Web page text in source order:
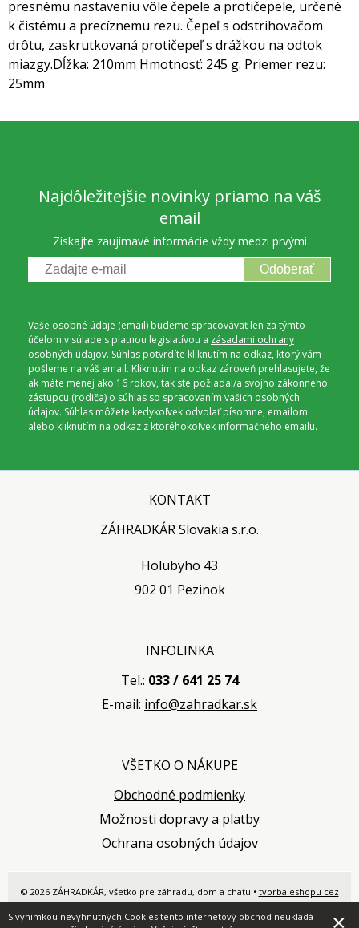
presnému nastaveniu vôle čepele a protičepele, určené
k čistému a precíznemu rezu. Čepeľ s odstrihovačom
drôtu, zaskrutkovaná protičepeľ s drážkou na odtok
miazgy.Dĺžka: 210mm Hmotnosť: 245 g. Priemer rezu:
25mm
Najdôležitejšie novinky priamo na váš
email
Získajte zaujímavé informácie vždy medzi prvými
Odoberať
Vaše osobné údaje (email) budeme spracovávať len za týmto
účelom v súlade s platnou legislatívou a zásadami ochrany
osobných údajov. Súhlas potvrdíte kliknutím na odkaz, ktorý vám
pošleme na váš email. Kliknutím na odkaz zároveň prehlasujete, že
ak máte menej ako 16 rokov, tak ste požiadal/a svojho zákonného
zástupcu (rodiča) o súhlas so spracovaním vašich osobných
údajov. Súhlas môžete kedykoľvek odvolať písomne, emailom
alebo kliknutím na odkaz z ktoréhokoľvek informačného emailu.
KONTAKT
ZÁHRADKÁR Slovakia s.r.o.
Holubyho 43
902 01 Pezinok
INFOLINKA
Tel.: 033 / 641 25 74
E-mail: info@zahradkar.sk
VŠETKO O NÁKUPE
Obchodné podmienky
Možnosti dopravy a platby
Ochrana osobných údajov
© 2026 ZÁHRADKÁR, všetko pre záhradu, dom a chatu • tvorba eshopu cez
UNIobchod ,webhostingspoločnostiWEBYGROUP
S výnimkou nevyhnutných Cookies tento internetový obchod neukladá